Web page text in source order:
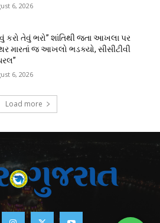
6, 2026
કરો તેવું ભરો” શાંતિથી જતા આખલા પર
મારતાં જ આખલો ભડક્યો, સીસીટીવી
6, 2026
Load more